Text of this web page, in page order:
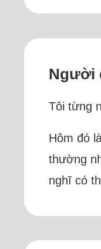
Người
Tôi từng
Hôm đó
thường
nghĩ có